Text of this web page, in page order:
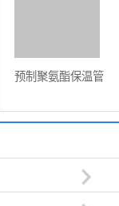
预制聚氨酯保温管